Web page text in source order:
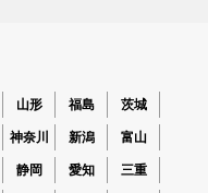
山形 福島 茨城
神奈川 新潟 富山
静岡 愛知 三重